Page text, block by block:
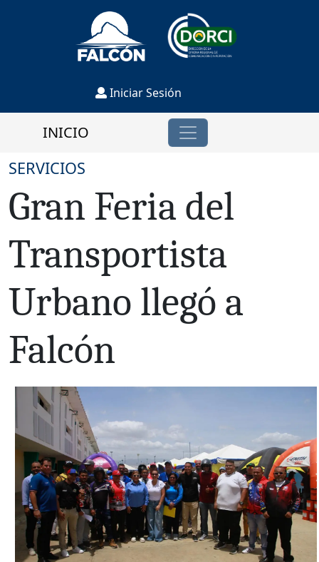
Iniciar Sesión
INICIO
SERVICIOS
Gran Feria del
Transportista
Urbano llegó a
Falcón